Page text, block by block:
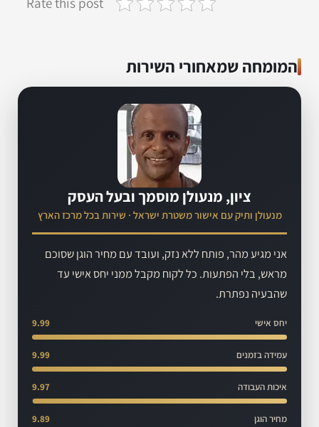
המומחה שמאחורי השירות
ציון, מנעולן מוסמך ובעל העסק
מנעולן ותיק עם אישור משטרת ישראל · שירות בכל מרכז הארץ
אני מגיע מהר, פותח ללא נזק, ועובד עם מחיר הוגן שסוכם
מראש, בלי הפתעות. כל לקוח מקבל ממני יחס אישי עד
שהבעיה נפתרת.
יחס אישי 9.99
עמידה בזמנים 9.99
איכות העבודה 9.97
מחיר הוגן 9.89